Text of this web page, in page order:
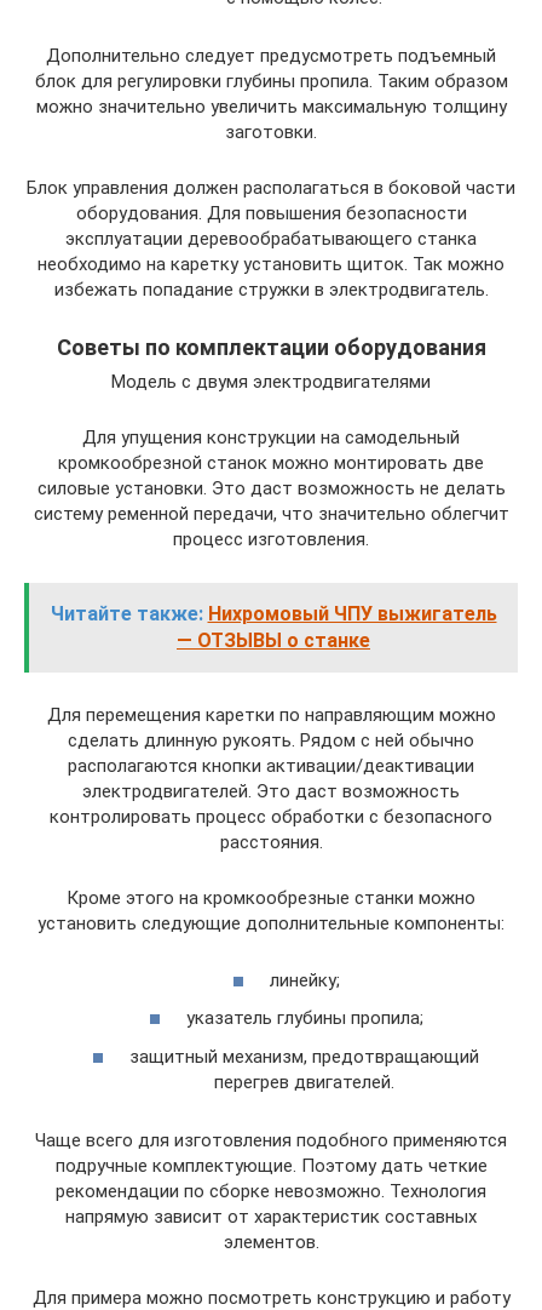
Дополнительно следует предусмотреть подъемный
блок для регулировки глубины пропила. Таким образом
можно значительно увеличить максимальную толщину
заготовки.
Блок управления должен располагаться в боковой части
оборудования. Для повышения безопасности
эксплуатации деревообрабатывающего станка
необходимо на каретку установить щиток. Так можно
избежать попадание стружки в электродвигатель.
Советы по комплектации оборудования
Модель с двумя электродвигателями
Для упущения конструкции на самодельный
кромкообрезной станок можно монтировать две
силовые установки. Это даст возможность не делать
систему ременной передачи, что значительно облегчит
процесс изготовления.
Читайте также: Нихромовый ЧПУ выжигатель
— ОТЗЫВЫ о станке
Для перемещения каретки по направляющим можно
сделать длинную рукоять. Рядом с ней обычно
располагаются кнопки активации/деактивации
электродвигателей. Это даст возможность
контролировать процесс обработки с безопасного
расстояния.
Кроме этого на кромкообрезные станки можно
установить следующие дополнительные компоненты:
линейку;
указатель глубины пропила;
защитный механизм, предотвращающий
перегрев двигателей.
Чаще всего для изготовления подобного применяются
подручные комплектующие. Поэтому дать четкие
рекомендации по сборке невозможно. Технология
напрямую зависит от характеристик составных
элементов.
Для примера можно посмотреть конструкцию и работу